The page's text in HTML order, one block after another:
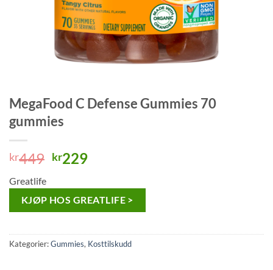
MegaFood C Defense Gummies 70
gummies
kr449 Opprinnelig
var:
kr449.
kr229Nåværende
er:
kr229.
Greatlife
KJØP HOS GREATLIFE >
Kategorier:Gummies, Kosttilskudd